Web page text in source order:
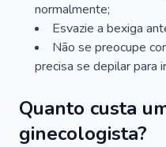
normalmente;
Esvazie a bexiga
Não se preocupe
precisa se depilar para
Quanto custa
ginecologista?